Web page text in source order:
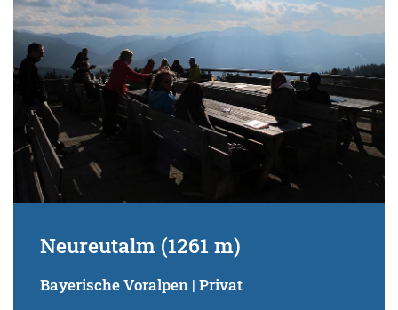
Neureutalm (1261 m)
Bayerische Voralpen | Privat